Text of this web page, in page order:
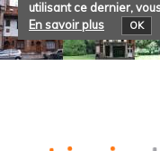
utilisant ce dernier,
En savoir plus
OK